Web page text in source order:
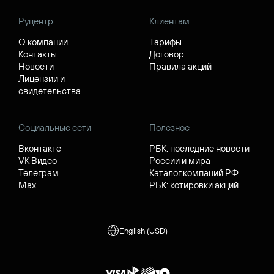
Руцентр
О компании
Контакты
Новости
Лицензии и
свидетельства
Клиентам
Тарифы
Договор
Правила акций
Социальные сети
Вконтакте
VK Видео
Телеграм
Max
Полезное
РБК: последние новости
России и мира
Каталог компаний РФ
РБК: котировки акций
English (USD)